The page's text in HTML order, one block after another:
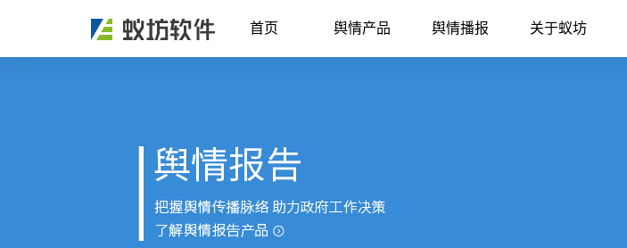
首页 舆情产品 舆情播报 关于蚁坊